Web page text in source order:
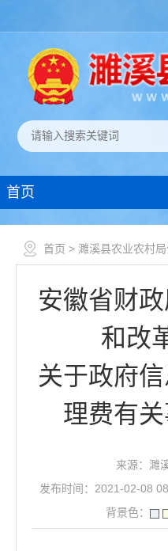
首页
首页 > 濉溪县农业农村
安徽省财
和改
关于政府
理费有
来源：濉
发布时间：2021-02-08
背景色：